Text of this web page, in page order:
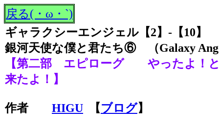
戻る(・ω・`)
ギャラクシーエンジェル【2】-【10】
銀河天使な僕と君たち⑥ （Galaxy
【第二部 エピローグ やったよ！と
来たよ！】
作者 HIGU 【ブログ】